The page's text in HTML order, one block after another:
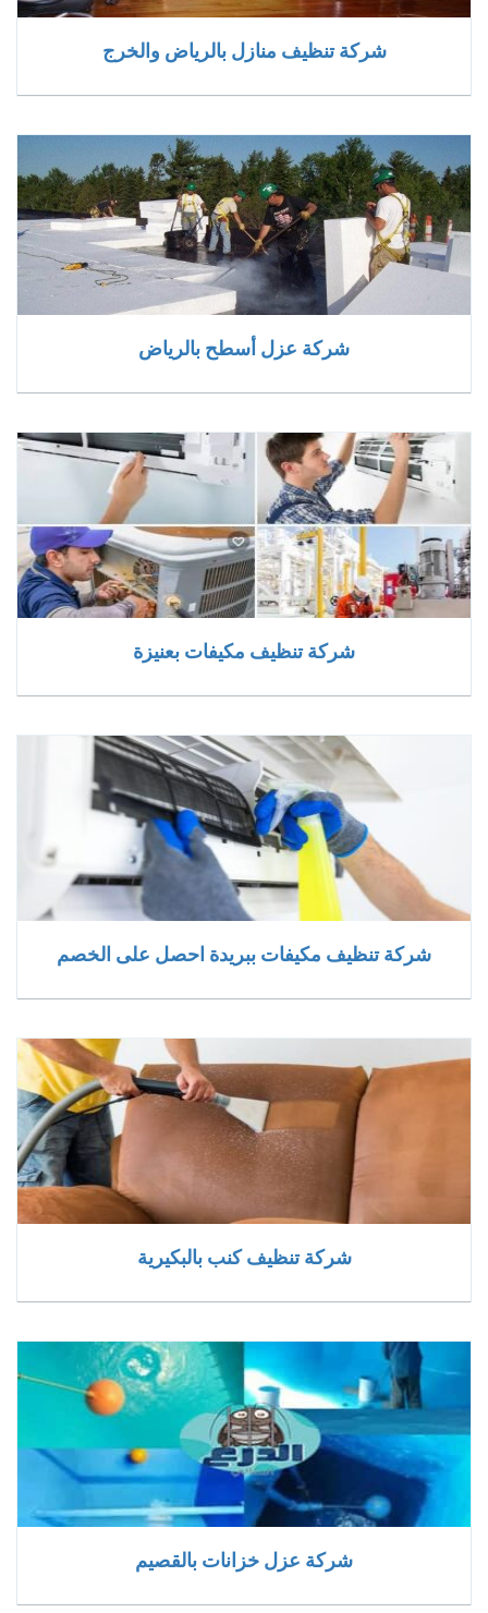
شركة تنظيف منازل بالرياض والخرج
شركة عزل أسطح بالرياض
شركة تنظيف مكيفات بعنيزة
شركة تنظيف مكيفات ببريدة احصل على الخصم
شركة تنظيف كنب بالبكيرية
شركة عزل خزانات بالقصيم